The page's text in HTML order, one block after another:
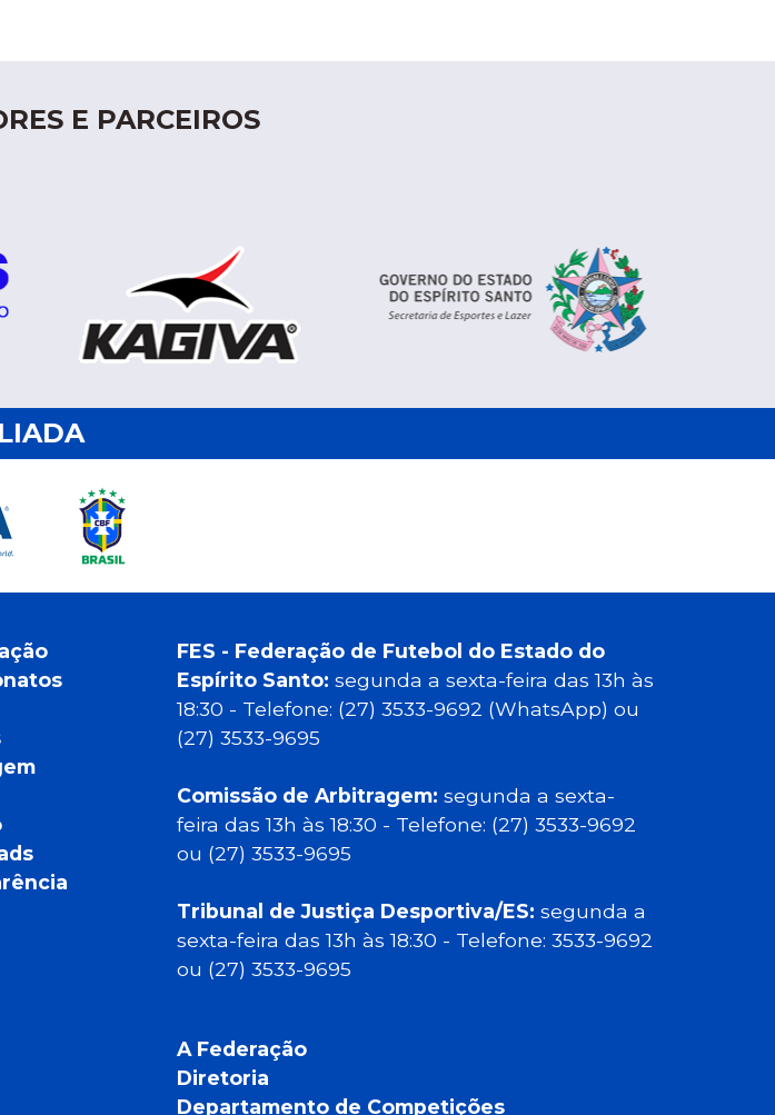
E PARCEIROS
FES - Federação de Futebol do Estado do
Espírito Santo: segunda a sexta-feira das 13h às
18:30 - Telefone: (27) 3533-9692 (WhatsApp) ou
(27) 3533-9695
Comissão de Arbitragem: segunda a sexta-
feira das 13h às 18:30 - Telefone: (27) 3533-9692
ou (27) 3533-9695
Tribunal de Justiça Desportiva/ES: segunda a
sexta-feira das 13h às 18:30 - Telefone: 3533-9692
ou (27) 3533-9695
A Federação
Diretoria
Departamento de Competições